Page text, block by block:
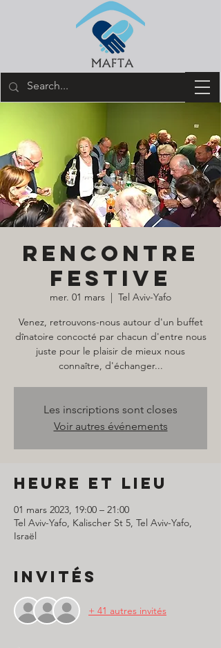
RENCONTRE
FESTIVE
mer. 01 mars
  |
Tel Aviv-Yafo
Venez, retrouvons-nous autour d'un buffet
dînatoire concocté par chacun d'entre nous
juste pour le plaisir de mieux nous
connaître, d'échanger...
Les inscriptions sont closes
Voir autres événements
Heure et lieu
01 mars 2023, 19:00 – 21:00
Tel Aviv-Yafo, Kalischer St 5, Tel Aviv-Yafo,
Israël
Invités
+ 41 autres invités